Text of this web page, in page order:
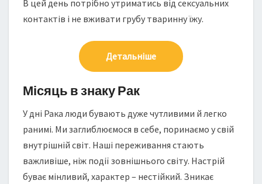
В цей день потрібно утриматись від сексуальних
контактів і не вживати грубу тваринну їжу.
Детальніше
Місяць в знаку Рак
У дні Рака люди бувають дуже чутливими й легко
ранимі. Ми заглиблюємося в себе, поринаємо у свій
внутрішній світ. Наші переживання стають
важливіше, ніж події зовнішнього світу. Настрій
буває мінливий, характер – нестійкий. Зникає